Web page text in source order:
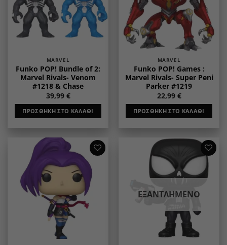
MARVEL
Funko POP! Bundle of 2:
Marvel Rivals- Venom
#1218 & Chase
39,99 €
ΠΡΟΣΘΉΚΗ ΣΤΟ ΚΑΛΆΘΙ
MARVEL
Funko POP! Games :
Marvel Rivals- Super Peni
Parker #1219
22,99 €
ΠΡΟΣΘΉΚΗ ΣΤΟ ΚΑΛΆΘΙ
Add to
wishlist
Add to
wishlist
ΕΞΑΝΤΛΗΜΈΝΟ